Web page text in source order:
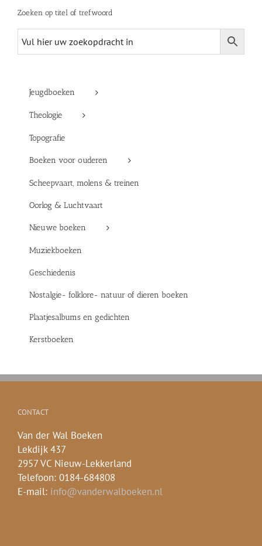
Zoeken op titel of trefwoord
Jeugdboeken
Theologie
Topografie
Boeken voor ouderen
Scheepvaart, molens & treinen
Oorlog & Luchtvaart
Nieuwe boeken
Muziekboeken
Geschiedenis
Nostalgie- folklore- natuur of dieren boeken
Plaatjesalbums en gedichten
Kerstboeken
CONTACT
Van der Wal Boeken
Lekdijk 437
2957 VC Nieuw-Lekkerland
Telefoon: 0184-684808
E-mail: info@vanderwalboeken.nl